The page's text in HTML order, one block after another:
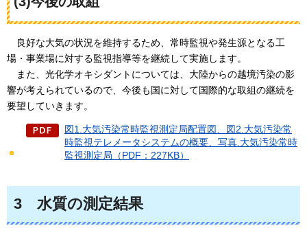
良好な大気の状況を維持するため、常時監視や発生源となる工
場・事業場に対する監視指導等を継続して実施します。
また、 光化学オキシダントについては、大陸からの越境汚染の影
響が考えられているので、今後も国に対して国際的な取組の継続を
要望していきます。
図1.大気汚染常時監視測定局配置図、図2.大気汚染常
時監視テレメータシステムの概要、写真.大気汚染常時
監視測定局（PDF：227KB）
3 水質の測定結果